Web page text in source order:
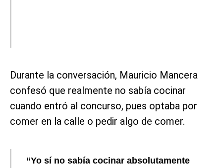
Durante la conversación, Mauricio Mancera
confesó que realmente no sabía cocinar
cuando entró al concurso, pues optaba por
comer en la calle o pedir algo de comer.
“Yo sí no sabía cocinar absolutamente